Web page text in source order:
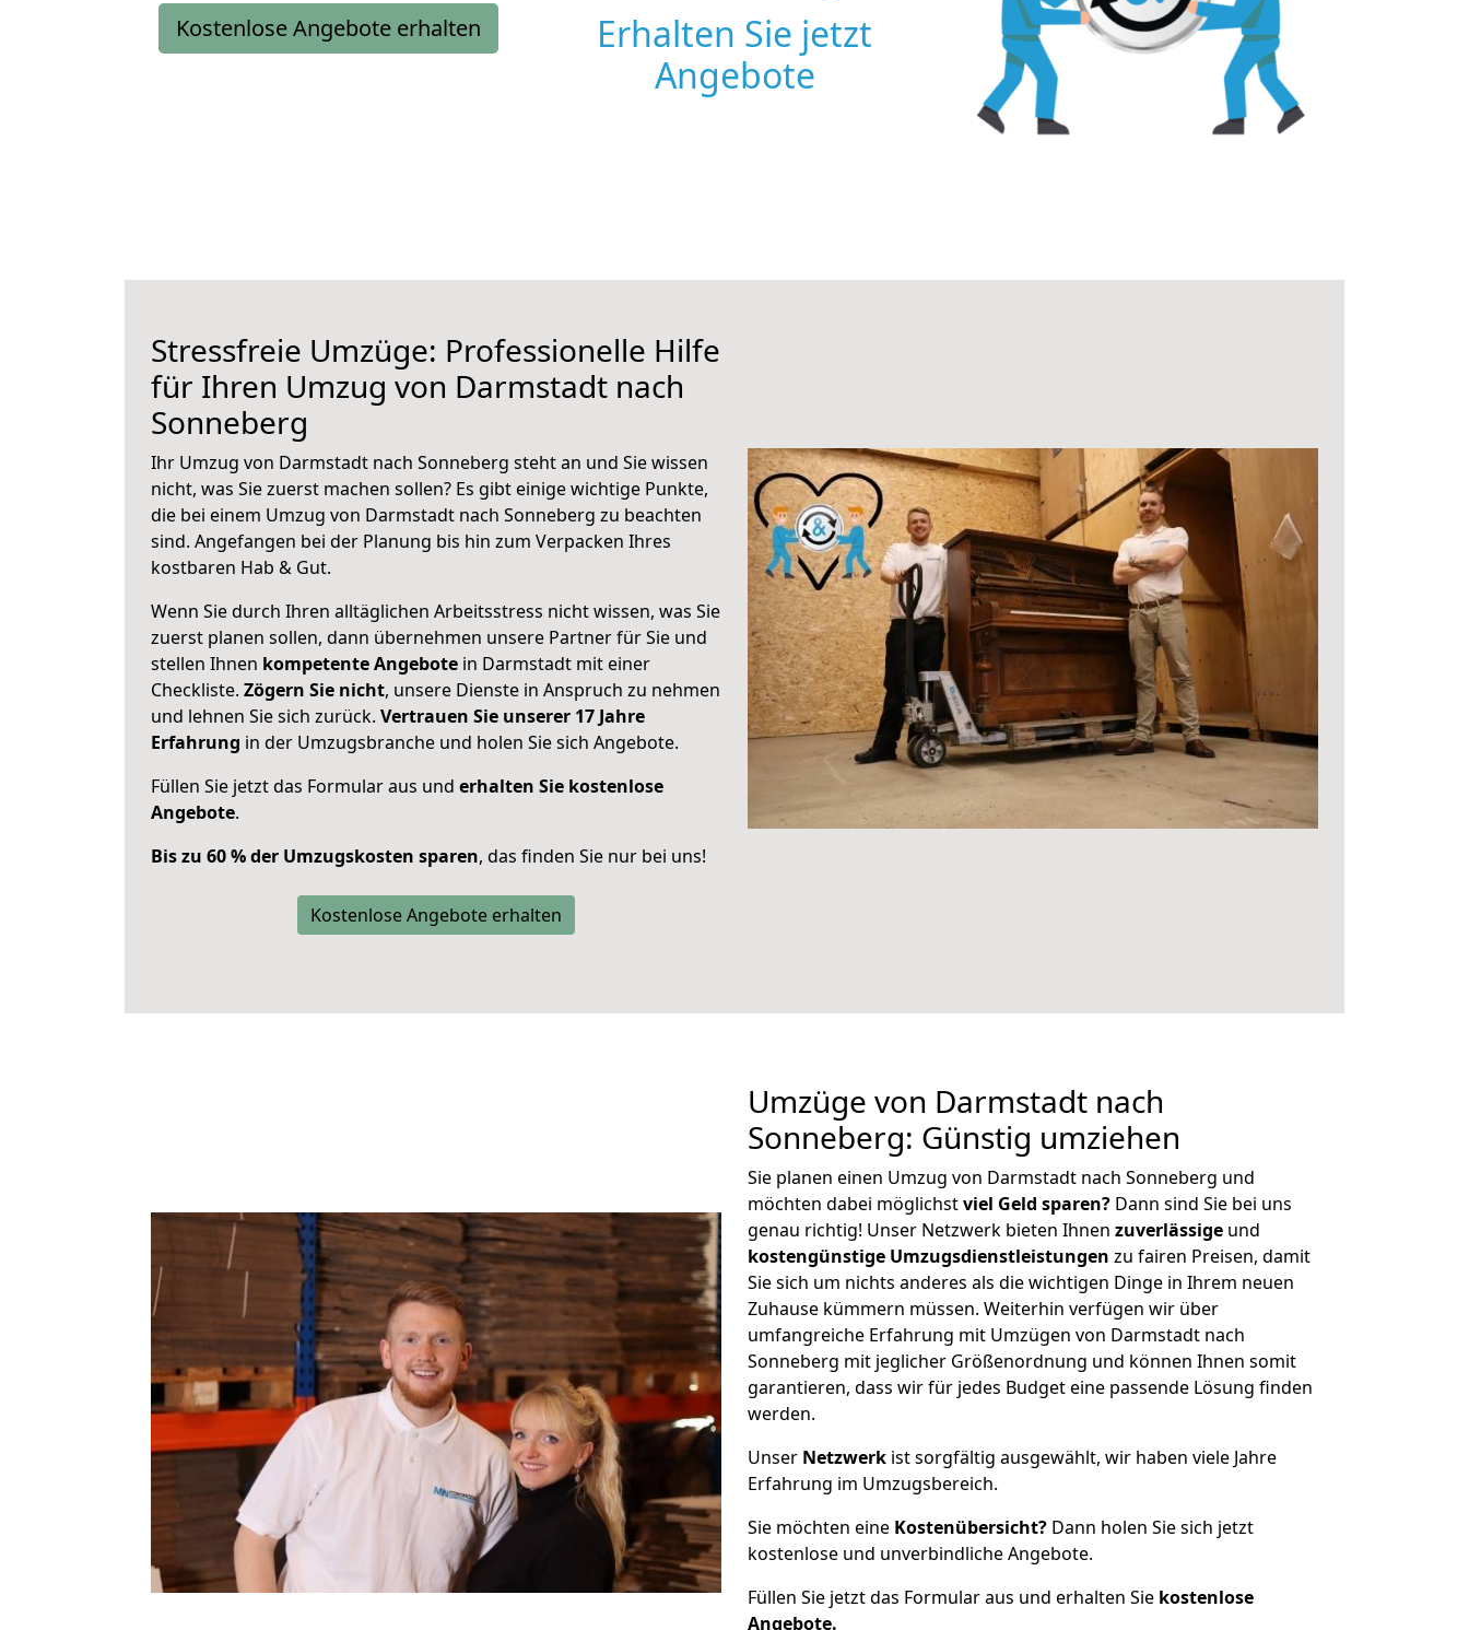
Kostenlose Angebote erhalten
Erhalten Sie jetzt
Angebote
Stressfreie Umzüge: Professionelle Hilfe
für Ihren Umzug von Darmstadt nach
Sonneberg
Ihr Umzug von Darmstadt nach Sonneberg steht an und Sie wissen
nicht, was Sie zuerst machen sollen? Es gibt einige wichtige Punkte,
die bei einem Umzug von Darmstadt nach Sonneberg zu beachten
sind. Angefangen bei der Planung bis hin zum Verpacken Ihres
kostbaren Hab & Gut.
Wenn Sie durch Ihren alltäglichen Arbeitsstress nicht wissen, was Sie
zuerst planen sollen, dann übernehmen unsere Partner für Sie und
stellen Ihnen kompetente Angebote in Darmstadt mit einer
Checkliste. Zögern Sie nicht, unsere Dienste in Anspruch zu nehmen
und lehnen Sie sich zurück. Vertrauen Sie unserer 17 Jahre
Erfahrung in der Umzugsbranche und holen Sie sich Angebote.
Füllen Sie jetzt das Formular aus und erhalten Sie kostenlose
Angebote.
Bis zu 60 % der Umzugskosten sparen, das finden Sie nur bei uns!
Kostenlose Angebote erhalten
Umzüge von Darmstadt nach
Sonneberg: Günstig umziehen
Sie planen einen Umzug von Darmstadt nach Sonneberg und
möchten dabei möglichstviel Geld sparen? Dann sind Sie bei uns
genau richtig! Unser Netzwerk bieten Ihnen zuverlässige und
kostengünstige Umzugsdienstleistungen zu fairen Preisen, damit
Sie sich um nichts anderes als die wichtigen Dinge in Ihrem neuen
Zuhause kümmern müssen. Weiterhin verfügen wir über
umfangreiche Erfahrung mit Umzügen von Darmstadt nach
Sonneberg mit jeglicher Größenordnung und können Ihnen somit
garantieren, dass wir für jedes Budget eine passende Lösung finden
werden.
Unser Netzwerk ist sorgfältig ausgewählt, wir haben viele Jahre
Erfahrung im Umzugsbereich.
Sie möchten eine Kostenübersicht? Dann holen Sie sich jetzt
kostenlose und unverbindliche Angebote.
Füllen Sie jetzt das Formular aus und erhalten Sie kostenlose
Angebote.